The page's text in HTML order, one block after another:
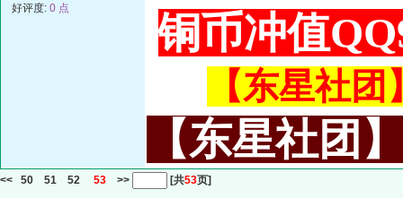
好评度: 0 点
铜币冲值
【东星社
【东星社团
<< 50 51 52 53 >> [共53页]